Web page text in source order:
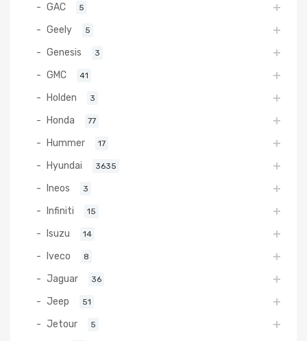
GAC 5
Geely 5
Genesis 3
GMC 41
Holden 3
Honda 77
Hummer 17
Hyundai 3635
Ineos 3
Infiniti 15
Isuzu 14
Iveco 8
Jaguar 36
Jeep 51
Jetour 5